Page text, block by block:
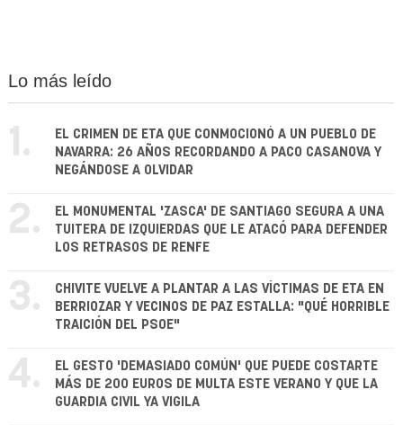
Lo más leído
1.
EL CRIMEN DE ETA QUE CONMOCIONÓ A UN PUEBLO DE
NAVARRA: 26 AÑOS RECORDANDO A PACO CASANOVA Y
NEGÁNDOSE A OLVIDAR
2.
EL MONUMENTAL 'ZASCA' DE SANTIAGO SEGURA A UNA
TUITERA DE IZQUIERDAS QUE LE ATACÓ PARA DEFENDER
LOS RETRASOS DE RENFE
3.
CHIVITE VUELVE A PLANTAR A LAS VÍCTIMAS DE ETA EN
BERRIOZAR Y VECINOS DE PAZ ESTALLA: "QUÉ HORRIBLE
TRAICIÓN DEL PSOE"
4.
EL GESTO 'DEMASIADO COMÚN' QUE PUEDE COSTARTE
MÁS DE 200 EUROS DE MULTA ESTE VERANO Y QUE LA
GUARDIA CIVIL YA VIGILA